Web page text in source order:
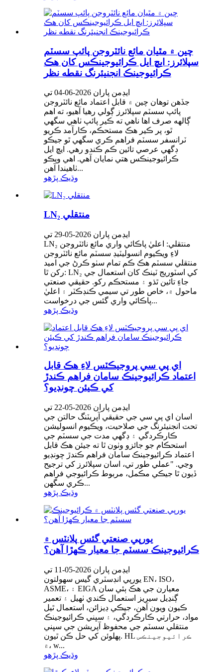
چين ۾ مٿيان مائع نائٽروجن پائپ سسٽم
سپلائرز: ايڇ ايل ڪرائيوجينڪس کان هڪ
ڪرائيوجينڪ انجنيئرنگ نقطه نظر
ايڊمن پاران 2026-06-04 تي
جڏهن توهان چين ۾ قابل اعتماد مائع نائٽروجن
پائپ سسٽم سپلائرز ڳولي رهيا آهيو، ته اهم
ڳالهه صرف اها ناهي ته ڪير پائپ ٺاهي سگهي
ٿو، پر ڪير هڪ مستحڪم، ڪارآمد ڪريو
ٽرانسفر سسٽم فراهم ڪري سگهي ٿو جيڪو
ڊگهي عرصي تائين ڪم ڪندو رهي. ايڇ ايل
ڪرائيوجينڪس هتي نمايان آهي. اهي ويڪو
ٺاهيندا آهن...
وڌيڪ پڙهو
LN₂ منتقلي
ايڊمن پاران 2026-05-29 تي
LN₂ منتقلي: اعليٰ پاڪائي واري مائع نائٽروجن
لاءِ ويڪيوم انسوليٽيڊ سسٽم مائع نائٽروجن
منتقلي سسٽم هڪ ڪم تمام سٺو ڪرڻ جي اميد
رکن ٿا: LN₂ کي اسٽوريج ٽينڪ کان استعمال جي
جاءِ تائين ٿڌو ۽ مستحڪم رکو. حقيقي صنعتي
ماحول ۾، خاص طور تي سيمي ڪنڊڪٽر ۽ اعليٰ
پاڪائي واري گئس جي درخواست...
وڌيڪ پڙهو
اي پي سي پروجيڪٽس لاءِ هڪ قابل
اعتماد ڪرائيوجينڪ سامان فراهم ڪندڙ
کي ڪيئن چونڊيو؟
ايڊمن پاران 2026-05-22 تي
اسان اي پي سي جي حقيقي آپريٽنگ حالتن جي
تحت انجنيئرنگ جي صلاحيت، ويڪيوم انسوليشن
ڪارڪردگي ۽ ڊگهي مدت جي سسٽم جي
استحڪام جو جائزو وٺون ٿا ته جيئن هڪ قابل
اعتماد ڪرائيوجينڪ سامان فراهم ڪندڙ چونڊيو
وڃي. "عملي طور تي، اسان سپلائرز کي ترجيح
ڏيون ٿا جيڪي مڪمل، مربوط ڪرائيوجي فراهم
ڪري سگهن...
وڌيڪ پڙهو
يورپي صنعتي گئس پلانٽس ۾
ڪرائيوجينڪ سسٽم جا معيار ڪهڙا آهن؟
ايڊمن پاران 2026-05-11 تي
يورپي انڊسٽري گيس سهولتون EN، ISO،
ASME، ۽ EIGA معيارن جي هڪ ٻئي سان
ڳنڍيل سيريز استعمال ڪندي ٺهيل ۽ تعمير
ڪيون ويون آهن، جيڪي ڊيزائن، استعمال ٿيل
مواد، حرارتي ڪارڪردگي، ۽ سڀني ڪرائيوجينڪ
منتقلي سسٽم جي محفوظ آپريشن جي سڀني
پهلوئن کي حل ڪن ٿيون. HL ڪرائيوجينڪس
۾، w...
وڌيڪ پڙهو